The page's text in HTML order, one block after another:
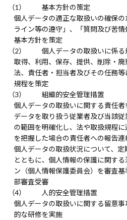
基本方針の策定
個人データの適正な取扱いの確保
ライン等の遵守」、「質問及び苦
基本方針を策定
個人データの取扱いに係
取得、利用、保存、提供、削除・
法、責任者・担当者及びその任務
規程を策定
組織的安全管理措置
個人データの取扱いに関する責任
データを取り扱う従業者及び当該
の範囲を明確化し、法や取扱規程
を把握した場合の責任者への報告
個人データの取扱状況について、
とともに、個人情報の保護に関す
ン（個人情報保護委員会）を審査
部審査受審
人的安全管理措置
個人データの取扱いに関する留意
的な研修を実施